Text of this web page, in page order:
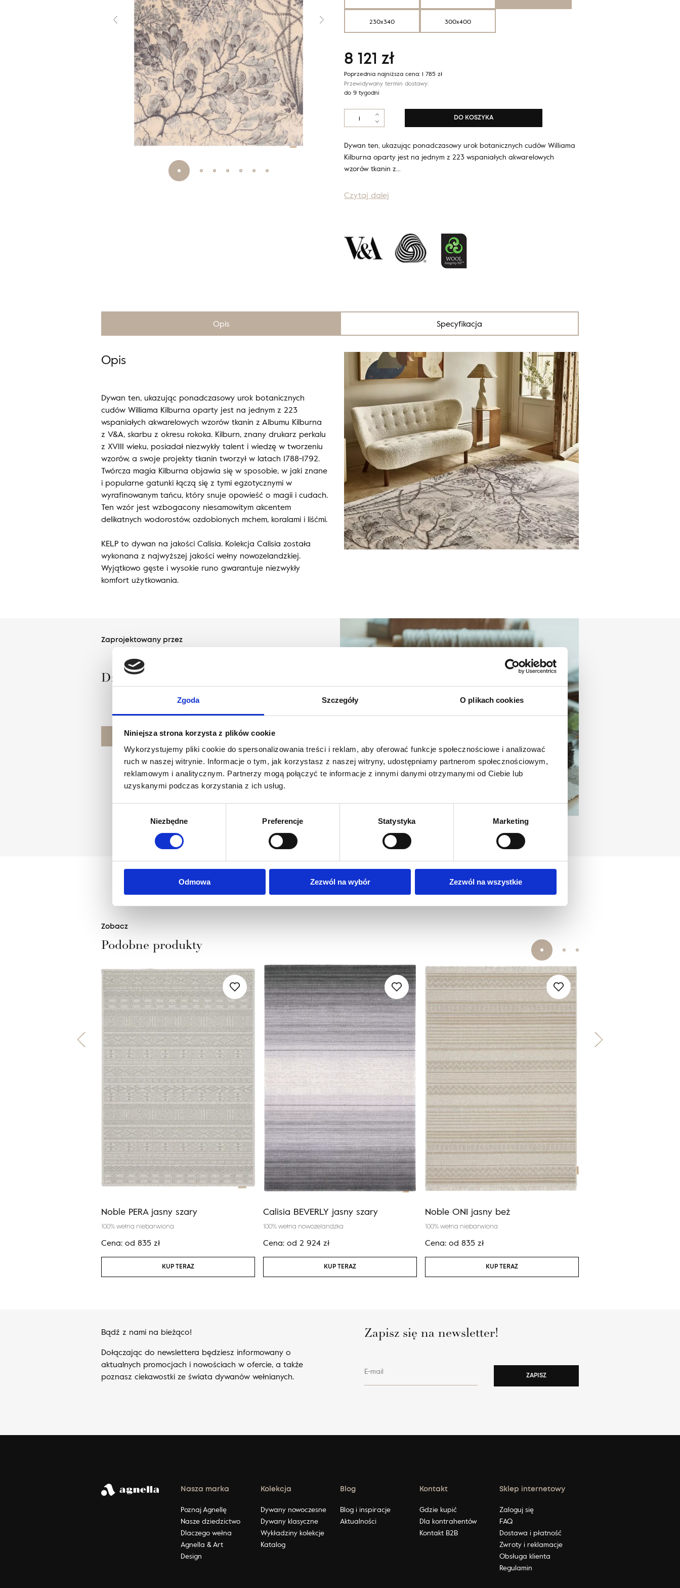
Zgoda Szczegóły O plikach cookies
Niniejsza strona korzysta z plików cookie
Wykorzystujemy pliki cookie do spersonalizowania treści i reklam, aby oferować funkcje społecznościowe i analizować
ruch w naszej witrynie. Informacje o tym, jak korzystasz z naszej witryny, udostępniamy partnerom społecznościowym,
reklamowym i analitycznym. Partnerzy mogą połączyć te informacje z innymi danymi otrzymanymi od Ciebie lub
uzyskanymi podczas korzystania z ich usług.
Niezbędne Preferencje Statystyka Marketing
Odmowa Zezwól na wybór Zezwól na wszystkie
230x340 300x400
8 121 zł
Poprzednia najniższa cena: 1 785 zł
Przewidywany termin dostawy:
do 9 tygodni
ilość
Calisia
miętowy
DO KOSZYKA
Dywan ten, ukazując ponadczasowy urok botanicznych cudów Williama
Kilburna oparty jest na jednym z 223 wspaniałych akwarelowych
wzorów tkanin z…
Czytaj dalej
Opis Specyfikacja
Opis
Dywan ten, ukazując ponadczasowy urok botanicznych
cudów Williama Kilburna oparty jest na jednym z 223
wspaniałych akwarelowych wzorów tkanin z Albumu Kilburna
z V&A, skarbu z okresu rokoka. Kilburn, znany drukarz perkalu
z XVIII wieku, posiadał niezwykły talent i wiedzę w tworzeniu
wzorów, a swoje projekty tkanin tworzył w latach 1788-1792.
Twórcza magia Kilburna objawia się w sposobie, w jaki znane
i popularne gatunki łączą się z tymi egzotycznymi w
wyrafinowanym tańcu, który snuje opowieść o magii i cudach.
Ten wzór jest wzbogacony niesamowitym akcentem
delikatnych wodorostów, ozdobionych mchem, koralami i liśćmi.
KELP to dywan na jakości Calisia. Kolekcja Calisia została
wykonana z najwyższej jakości wełny nowozelandzkiej.
Wyjątkowo gęste i wysokie runo gwarantuje niezwykły
komfort użytkowania.
Zaprojektowany przez
Dział Wzornictwa Agnelli
POZNAJ PROJEKTANTA
Zobacz
Podobne produkty
Noble PERA jasny szary
100% wełna niebarwiona
Cena: od 835 zł
KUP TERAZ
Calisia BEVERLY jasny szary
100% wełna nowozelandzka
Cena: od 2 924 zł
KUP TERAZ
Noble ONI jasny beż
100% wełna niebarwiona
Cena: od 835 zł
KUP TERAZ
Bądź z nami na bieżąco!
Dołączając do newslettera będziesz informowany o
aktualnych promocjach i nowościach w ofercie, a także
poznasz ciekawostki ze świata dywanów wełnianych.
Zapisz się na newsletter!
E-mail ZAPISZ
Nasza marka
Poznaj Agnellę
Nasze dziedzictwo
Dlaczego wełna
Agnella & Art
Design
Kolekcja
Dywany nowoczesne
Dywany klasyczne
Wykładziny kolekcje
Katalog
Blog
Blog i inspiracje
Aktualności
Kontakt
Gdzie kupić
Dla kontrahentów
Kontakt B2B
Sklep internetowy
Zaloguj się
FAQ
Dostawa i płatność
Zwroty i reklamacje
Obsługa klienta
Regulamin